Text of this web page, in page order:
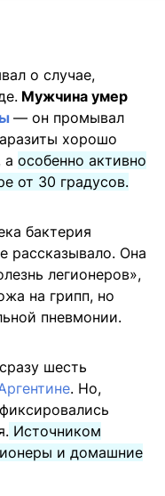
о случае,
Мужчина умер
— он промывал
хорошо
а особенно активно
от 30 градусов.
бактерия
рассказывало. Она
легионеров»,
на грипп, но
пневмонии.
шесть
. Но,
Источником
и домашние